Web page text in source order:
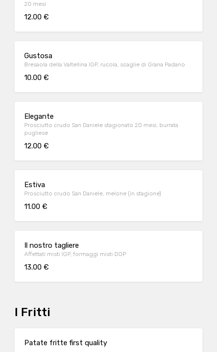
20 mesi
12.00 €
Gustosa
Bresaola della Valtellina IGP, rucola, scaglie di Grana Padano
10.00 €
Elegante
Prosciutto crudo San Daniele stagionato 20 mesi, burrata
pugliese
12.00 €
Estiva
Prosciutto crudo San Daniele, melone (in stagione)
11.00 €
Il nostro tagliere
Affettati misti IGP, formaggi misti DOP
13.00 €
I Fritti
Patate fritte first quality